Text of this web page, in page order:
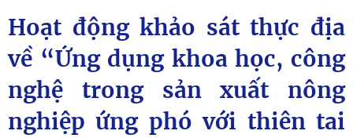
Hoạt động khảo sát thực địa
về “Ứng dụng khoa học, công
nghệ trong sản xuất nông
nghiệp ứng phó với thiên tai